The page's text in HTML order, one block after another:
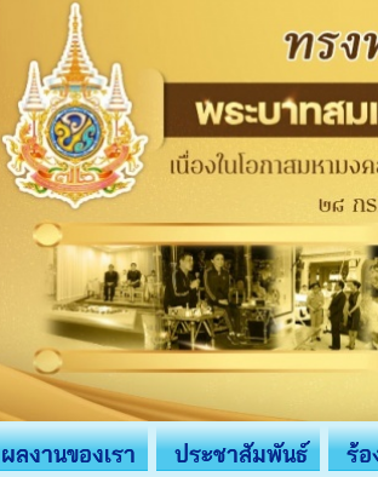
ผลงานของเรา ประชาสัมพันธ์ ร้